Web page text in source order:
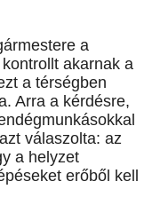
a
akarnak a
a térségben
Arra a kérdésre,
válaszolta: az
a helyzet
erőből kell